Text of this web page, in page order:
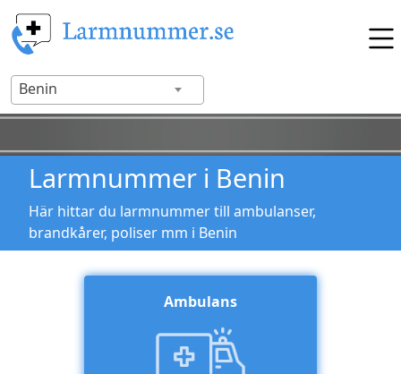
Benin
Larmnummer i Benin
Här hittar du larmnummer till ambulanser,
brandkårer, poliser mm i Benin
Ambulans